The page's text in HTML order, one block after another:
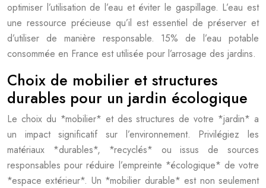
optimiser l’utilisation de l’eau et éviter le gaspillage. L’eau est
une ressource précieuse qu’il est essentiel de préserver et
d’utiliser de manière responsable. 15% de l’eau potable
consommée en France est utilisée pour l’arrosage des jardins.
Choix de mobilier et structures
durables pour un jardin écologique
Le choix du *mobilier* et des structures de votre *jardin* a
un impact significatif sur l’environnement. Privilégiez les
matériaux *durables*, *recyclés* ou issus de sources
responsables pour réduire l’empreinte *écologique* de votre
*espace extérieur*. Un *mobilier durable* est non seulement